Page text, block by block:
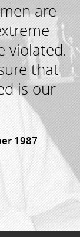
are
violated.
that
is our
1987